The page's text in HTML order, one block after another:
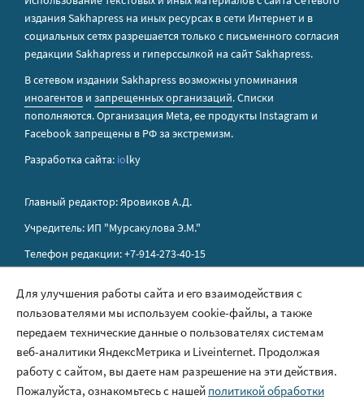
издания Sakhapress на иных ресурсах в сети Интернет и в
социальных сетях разрешается только с письменного согласия
редакции Sakhapress и гиперссылкой на сайт Sakhapress.
В сетевом издании Sakhapress возможны упоминания
иноагентов и запрещенных организаций. Списки
пополняются. Организация Metа, ее продукты Instagram и
Facebook запрещены в РФ за экстремизм.
Разработка сайта: iolky
Главный редактор: Яровиков А.Д.
Учредитель: ИП "Мурсакулова Э.М."
Телефон редакции: +7-914-273-40-15
Правила сайта
Политика обработки персональных данных
Размещение рекламы
Контакты
Для улучшения работы сайта и его взаимодействия с
пользователями мы используем cookie-файлы, а также
передаем технические данные о пользователях системам
веб-аналитики ЯндексМетрика и Liveinternet. Продолжая
работу с сайтом, вы даете нам разрешение на эти действия.
Пожалуйста, ознакомьтесь с нашей политикой обработки